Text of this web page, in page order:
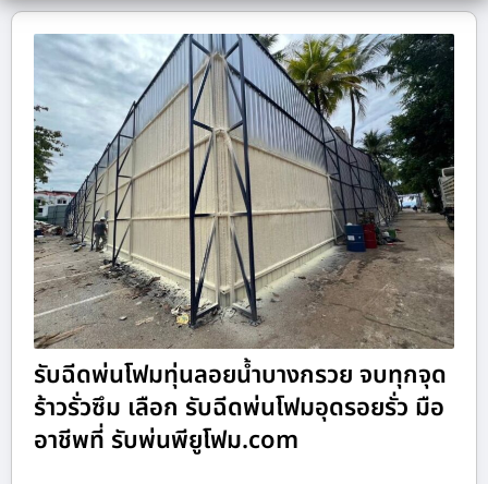
รับฉีดพ่นโฟมทุ่นลอยน้ำบางกรวย จบทุกจุด
ร้าวรั่วซึม เลือก รับฉีดพ่นโฟมอุดรอยรั่ว มือ
อาชีพที่ รับพ่นพียูโฟม.com